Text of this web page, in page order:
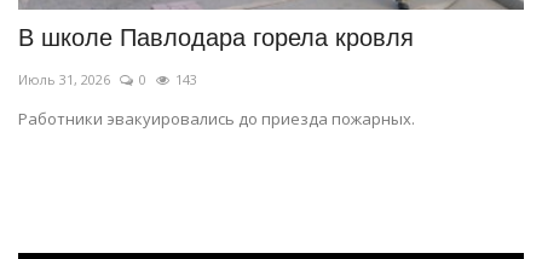
В школе Павлодара горела кровля
Июль 31, 2026 0 143
Работники эвакуировались до приезда пожарных.